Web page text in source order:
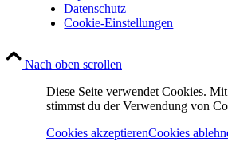
Datenschutz
Cookie-Einstellungen
Nach oben scrollen
Diese Seite verwendet Cookies.
stimmst du der Verwendung von
Cookies akzeptierenCookies